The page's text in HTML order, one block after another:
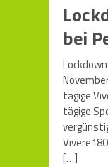
bei
tägige
tägige
[…]